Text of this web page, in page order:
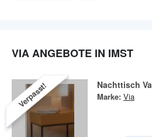
VIA ANGEBOTE IN IMST
Verpasst! Nachttisch
Marke: Via